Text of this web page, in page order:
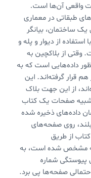
واقعی آن‌ها است.
طبقاتی در معماری
ساختمان، بیانگر
از دیوار و پله و
وقتی از بلاکچین به
داده‌هایی است که به
قرار گرفته‌اند. این
از این جهت بلاک
شبیه صفحات یک کتاب
داده‌های ذخیره شده
روی صفحه‌های
از طریق
مشخص شده است، به
پیوستگی شماره
صفحه‌ها پی برد.